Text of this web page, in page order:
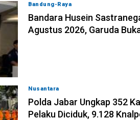
Bandung-Raya
Bandara Husein
Agustus 2026, Garuda
Nusantara
Polda Jabar Ungkap 352
Pelaku Diciduk, 9.128